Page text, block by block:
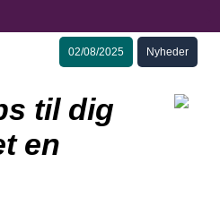
02/08/2025 Nyheder
til dig
en